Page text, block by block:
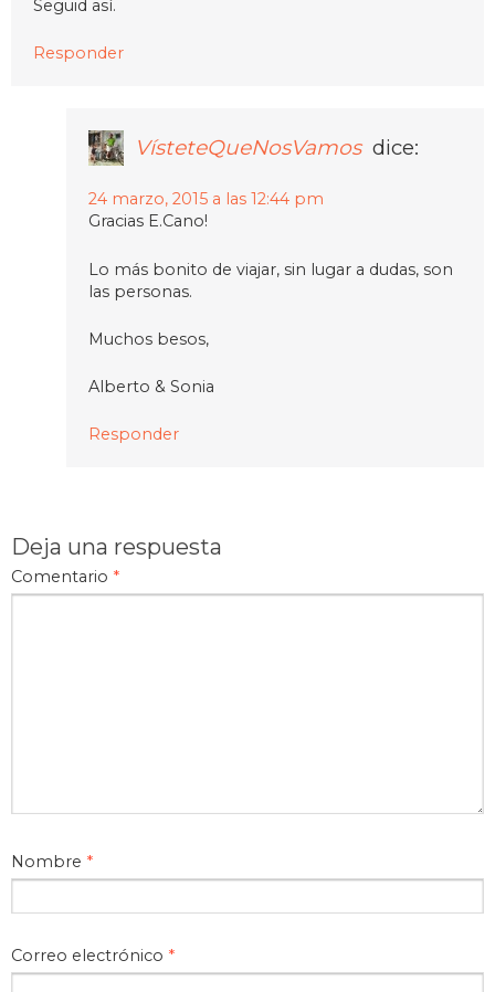
Seguid así.
Responder
VísteteQueNosVamos dice:
24 marzo, 2015 a las 12:44 pm
Gracias E.Cano!
Lo más bonito de viajar, sin lugar a dudas, son
las personas.
Muchos besos,
Alberto & Sonia
Responder
Deja una respuesta
Comentario *
Nombre *
Correo electrónico *